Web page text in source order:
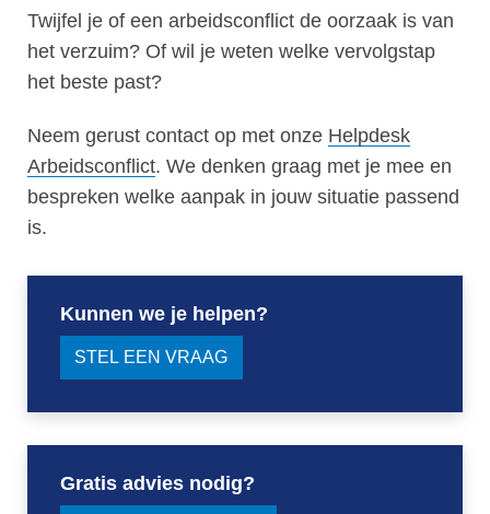
Twijfel je of een arbeidsconflict de oorzaak is van
het verzuim? Of wil je weten welke vervolgstap
het beste past?
Neem gerust contact op met onze Helpdesk
Arbeidsconflict. We denken graag met je mee en
bespreken welke aanpak in jouw situatie passend
is.
Kunnen we je helpen?
STEL EEN VRAAG
Gratis advies nodig?